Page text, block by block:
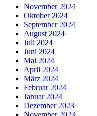
November 2024
Oktober 2024
September 2024
August 2024
Juli 2024
Juni 2024
Mai 2024
April 2024
März 2024
Februar 2024
Januar 2024
Dezember 2023